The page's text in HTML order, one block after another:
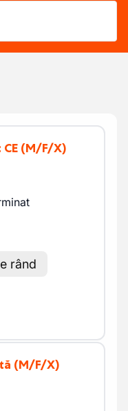
(M/F/X)
rând
(M/F/X)